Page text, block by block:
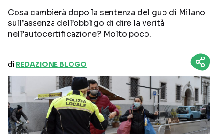
Cosa cambierà dopo la sentenza del gup di Milano
sull’assenza dell’obbligo di dire la verità
nell’autocertificazione? Molto poco.
di REDAZIONE BLOGO